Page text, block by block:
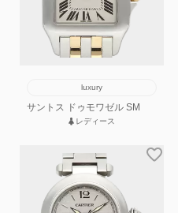
luxury
サントス ドゥモワゼル SM
レディース